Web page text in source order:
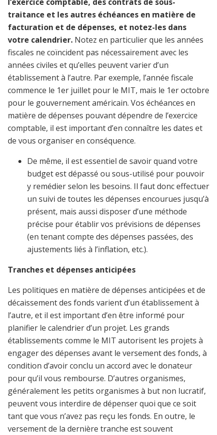
traitance et les autres échéances en matière de
facturation et de dépenses, et notez-les dans
votre calendrier. Notez en particulier que les années
fiscales ne coïncident pas nécessairement avec les
années civiles et qu’elles peuvent varier d’un
établissement à l’autre. Par exemple, l’année fiscale
commence le 1er juillet pour le MIT, mais le 1er octobre
pour le gouvernement américain. Vos échéances en
matière de dépenses pouvant dépendre de l’exercice
comptable, il est important d’en connaître les dates et
de vous organiser en conséquence.
De même, il est essentiel de savoir quand votre
budget est dépassé ou sous-utilisé pour pouvoir
y remédier selon les besoins. Il faut donc effectuer
un suivi de toutes les dépenses encourues jusqu’à
présent, mais aussi disposer d’une méthode
précise pour établir vos prévisions de dépenses
(en tenant compte des dépenses passées, des
ajustements liés à l’inflation, etc.).
Tranches et dépenses anticipées
Les politiques en matière de dépenses anticipées et de
décaissement des fonds varient d’un établissement à
l’autre, et il est important d’en être informé pour
planifier le calendrier d’un projet. Les grands
établissements comme le MIT autorisent les projets à
engager des dépenses avant le versement des fonds, à
condition d’avoir conclu un accord avec le donateur
pour qu’il vous rembourse. D’autres organismes,
généralement les petits organismes à but non lucratif,
peuvent vous interdire de dépenser quoi que ce soit
tant que vous n’avez pas reçu les fonds. En outre, le
versement de la dernière tranche est souvent